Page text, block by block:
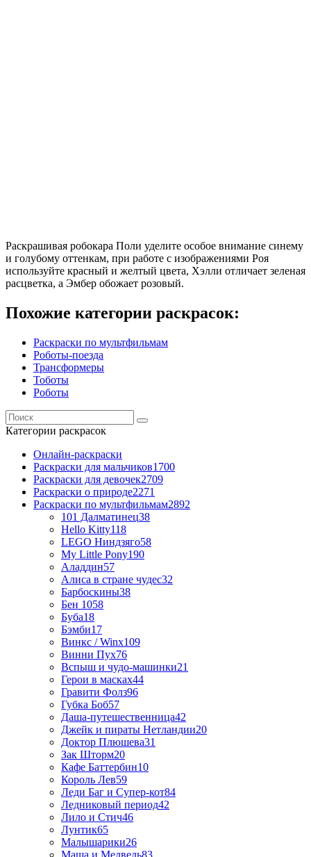
Раскрашивая робокара Поли уделите особое внимание синему
и голубому оттенкам, при работе с изображениями Роя
используйте красный и желтый цвета, Хэлли отличает зеленая
расцветка, а Эмбер обожает розовый.
Похожие категории раскрасок:
Раскраски по мультфильмам
Роботы-поезда
Трансформеры
Тоботы
Роботы
Категории раскрасок
Онлайн-раскраски
Раскраски для мальчиков1700
Раскраски для девочек2709
Раскраски о природе2271
Раскраски по мультфильмам2892
101 Далматинец38
Hello Kitty118
LEGO Ниндзяго58
My Little Pony190
Аладдин57
Алиса в стране чудес32
Барбоскины38
Бен 1058
Буба18
Бэмби17
Винкс / Winx109
Винни Пух76
Вспыш и чудо-машинки21
Герои в масках44
Гравити Фолз96
Губка Боб57
Даша-путешественница42
Джейк и пираты Нетландии20
Доктор Плюшева31
Зак Шторм20
Кафе Баттербин10
Король Лев59
Леди Баг и Супер-кот84
Ледниковый период42
Лило и Стич46
Лунтик65
Малышарики26